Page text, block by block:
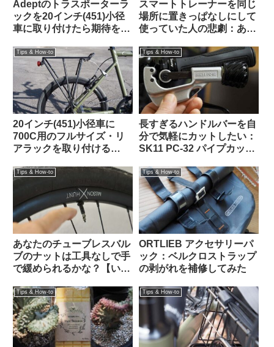
Adeptのトラスポーターラ
ックを20インチ(451)小径
車に取り付けたら期待を超
【Tern Crest カスタム】
スマートトレーナーを同じ
場所に置きっぱなしにして
使っていた人の悲劇：あな
示板から）
Tips & How-to
20インチ(451)小径車に
700C用のフルサイズ・リ
アラックを取り付ける
Explorer Tubular Rack】
Tips & How-to
長すぎるハンドルバーを自
分で気軽にカットしたい：
SK11 PC-32 パイプカッタ
カスタム】
Tips & How-to
あなたのチューブレスバル
ブのナットは工具なしで手
で緩められるかな？【いま
Tips & How-to
ORTLIEB アクセサリーパ
ック：ベルクロストラップ
の剥がれを補修してみた
Tips & How-to Tips & How-to